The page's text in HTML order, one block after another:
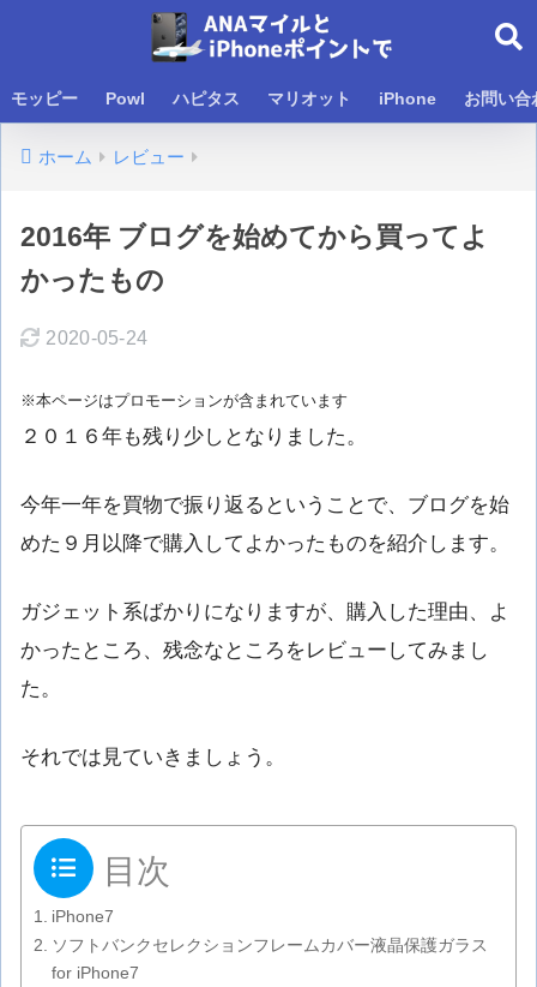
モッピー Powl ハピタス マリオット iPhone お問い合
ホーム レビュー
2016年 ブログを始めてから買ってよ
かったもの
2020-05-24
※本ページはプロモーションが含まれています
２０１６年も残り少しとなりました。
今年一年を買物で振り返るということで、ブログを始
めた９月以降で購入してよかったものを紹介します。
ガジェット系ばかりになりますが、購入した理由、よ
かったところ、残念なところをレビューしてみまし
た。
それでは見ていきましょう。
目次
iPhone7
ソフトバンクセレクションフレームカバー液晶保護ガラス
for iPhone7